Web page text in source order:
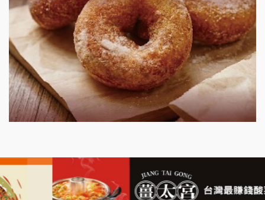
微風亭鐵板燒加盟說明會
漫步藍咖啡加盟說明會
明石章魚燒加盟說明會
出櫃加盟說明會
千香漢堡加盟說明會
七盞茶加盟說明會
拉亞漢堡加盟說明會